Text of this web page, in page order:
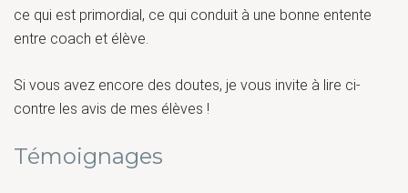
ce qui est primordial, ce qui conduit à une bonne entente
entre coach et élève.
Si vous avez encore des doutes, je vous invite à lire ci-
contre les avis de mes élèves !
Témoignages